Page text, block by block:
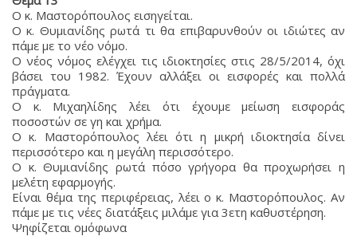
Ο κ. Μαστορόπουλος εισηγείται.
Ο κ. Θυμιανίδης ρωτά τι θα επιβαρυνθούν οι ιδιώτες αν
πάμε με το νέο νόμο.
Ο νέος νόμος ελέγχει τις ιδιοκτησίες στις 28/5/2014, όχι
βάσει του 1982. Έχουν αλλάξει οι εισφορές και πολλά
πράγματα.
Ο κ. Μιχαηλίδης λέει ότι έχουμε μείωση εισφοράς
ποσοστών σε γη και χρήμα.
Ο κ. Μαστορόπουλος λέει ότι η μικρή ιδιοκτησία δίνει
περισσότερο και η μεγάλη περισσότερο.
Ο κ. Θυμιανίδης ρωτά πόσο γρήγορα θα προχωρήσει η
μελέτη εφαρμογής.
Είναι θέμα της περιφέρειας, λέει ο κ. Μαστορόπουλος. Αν
πάμε με τις νέες διατάξεις μιλάμε για 3ετη καθυστέρηση.
Ψηφίζεται ομόφωνα